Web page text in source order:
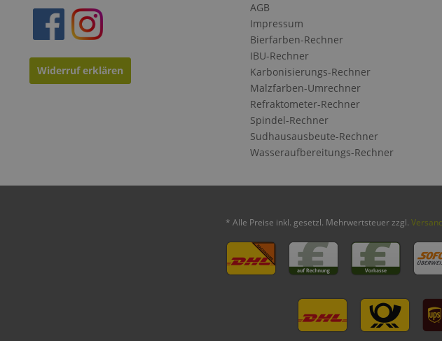
Widerruf erklären
AGB
Impressum
Bierfarben-Rechner
IBU-Rechner
Karbonisierungs-Rechner
Malzfarben-Umrechner
Refraktometer-Rechner
Spindel-Rechner
Sudhausausbeute-Rechner
Wasseraufbereitungs-Rechner
* Alle Preise inkl. gesetzl. Mehrwertsteuer zzgl.